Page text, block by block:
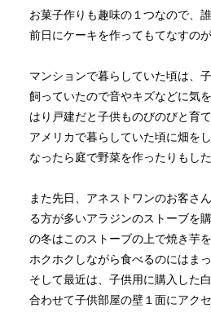
お菓子作りも趣味の１つなので、
前日にケーキを作ってもてなすのが
マンションで暮らしていた頃は、
飼っていたので音やキズなどに気
はり戸建だと子供ものびのびと育て
アメリカで暮らしていた頃に畑を
なったら庭で野菜を作ったりもし
また先日、アネストワンのお客さ
る方が多いアラジンのストーブを
の冬はこのストーブの上で焼き芋
ホクホクしながら食べるのにはまっ
そして最近は、子供用に購入した
合わせて子供部屋の壁１面にアク